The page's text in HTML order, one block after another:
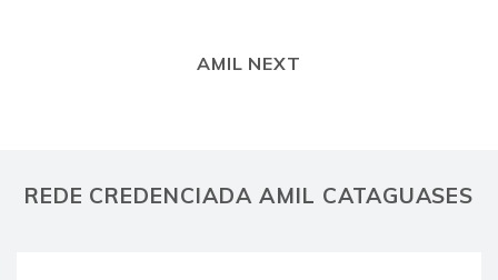
AMIL NEXT
REDE CREDENCIADA AMIL CATAGUASES